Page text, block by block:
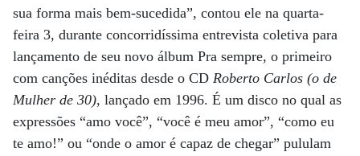
sua forma mais bem-sucedida”, contou ele na quarta-
feira 3, durante concorridíssima entrevista coletiva para
lançamento de seu novo álbum Pra sempre, o primeiro
com canções inéditas desde o CD Roberto Carlos (o de
Mulher de 30), lançado em 1996. É um disco no qual as
expressões “amo você”, “você é meu amor”, “como eu
te amo!” ou “onde o amor é capaz de chegar” pululam